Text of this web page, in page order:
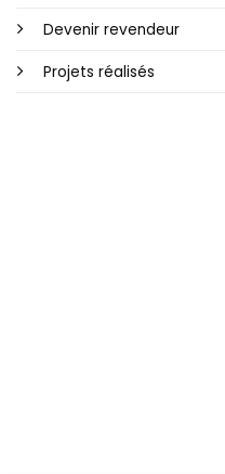
Devenir revendeur
Projets réalisés